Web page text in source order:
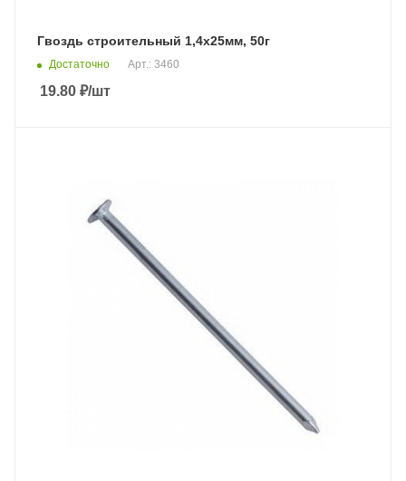
Гвоздь строительный 1,4х25мм, 50г
Достаточно Арт.: 3460
19.80 ₽/шт